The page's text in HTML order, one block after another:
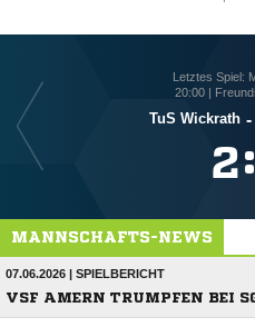
Letztes Spiel:
20:00 |
TuS Wickrath -
:
MANNSCHAFTS-NEWS
07.06.2026 | SPIELBERICHT
VSF AMERN TRUMPFEN BEI